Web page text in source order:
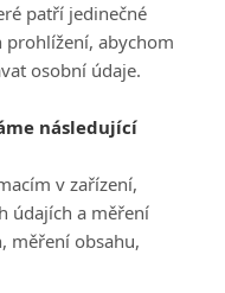
patří jedinečné
prohlížení, abychom
osobní údaje.
následující
v zařízení,
údajích a měření
měření obsahu,